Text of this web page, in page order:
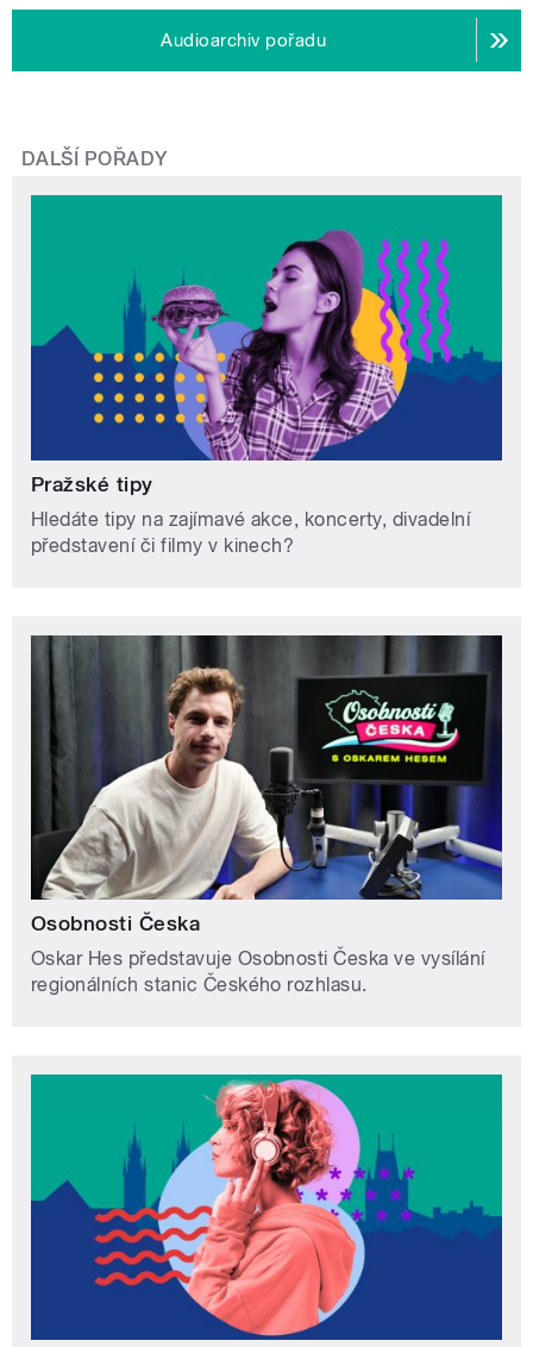
Audioarchiv pořadu
DALŠÍ POŘADY
Pražské tipy
Hledáte tipy na zajímavé akce, koncerty, divadelní
představení či filmy v kinech?
Osobnosti Česka
Oskar Hes představuje Osobnosti Česka ve vysílání
regionálních stanic Českého rozhlasu.